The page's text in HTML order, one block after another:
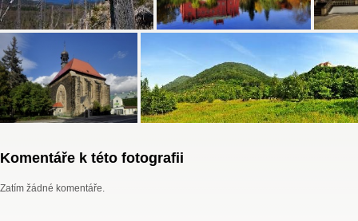
Komentáře k této fotografii
Zatím žádné komentáře.